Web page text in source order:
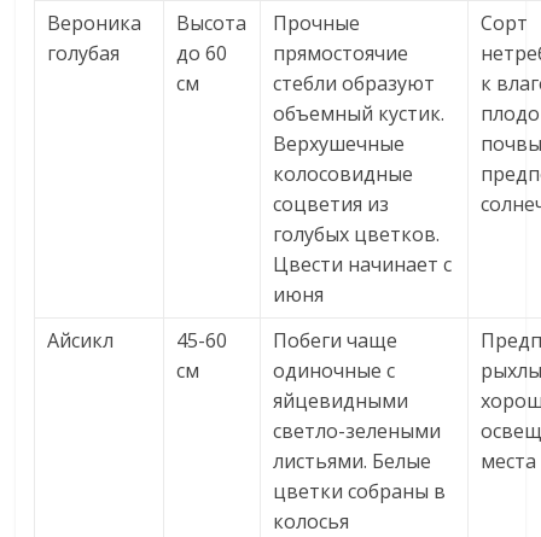
Вероника
голубая
Высота
до 60
см
Прочные
прямостоячие
стебли образуют
объемный кустик.
Верхушечные
колосовидные
соцветия из
голубых цветков.
Цвести начинает с
июня
Сорт
к
Айсикл
45-60
см
Побеги чаще
одиночные с
яйцевидными
светло-зелеными
листьями. Белые
цветки собраны в
колосья
места